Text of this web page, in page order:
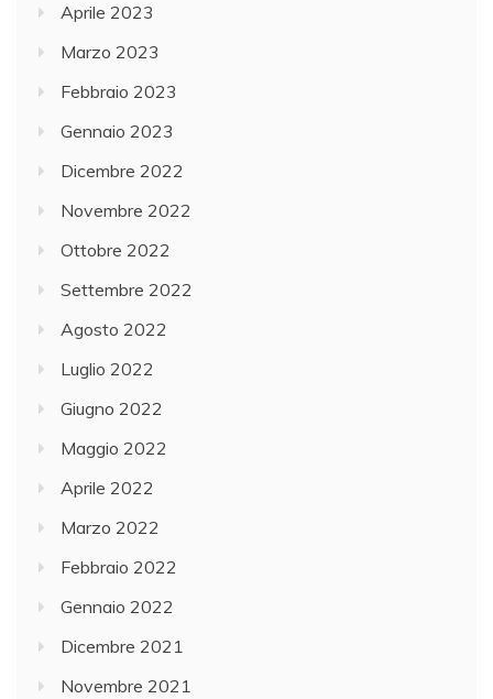
Aprile 2023
Marzo 2023
Febbraio 2023
Gennaio 2023
Dicembre 2022
Novembre 2022
Ottobre 2022
Settembre 2022
Agosto 2022
Luglio 2022
Giugno 2022
Maggio 2022
Aprile 2022
Marzo 2022
Febbraio 2022
Gennaio 2022
Dicembre 2021
Novembre 2021